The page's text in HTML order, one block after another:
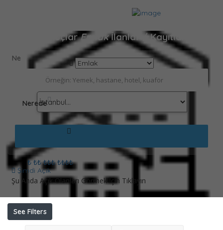
SonuçlarEmlakİlanlar / Kayıtlar
Ne
Nerede
₺ ₺₺ ₺₺₺ ₺₺₺₺
Şimdi Açık
Şu Anda Açık Olanları Görmek İçin Tıklayın
See Filters